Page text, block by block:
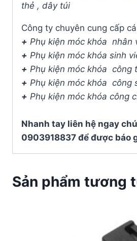
thẻ , dây túi
Công ty chuyên cung cấp
+ Phụ kiện móc khóa nhân
+ Phụ kiện móc khóa sinh
+ Phụ kiện móc khóa công
+ Phụ kiện móc khóa công
+ Phụ kiện móc khóa công
Nhanh tay liên hệ ngay
0903918837 để được báo
Sản phẩm tương